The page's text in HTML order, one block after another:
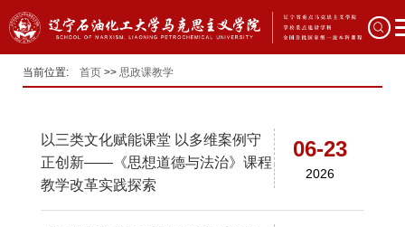
当前位置: 首页 >> 思政课教学
以三类文化赋能课堂 以多维案例守
正创新——《思想道德与法治》课程
教学改革实践探索
06-23
2026